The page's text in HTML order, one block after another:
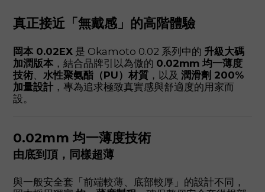
真正接近「無戴感」的高階體驗
岡本 0.02EX 是 Okamoto 0.02 系列中的 升級大碼
加潤版本 ，結合品牌引以為傲的 0.02mm 均一薄度
技術、 水性聚氨酯（PU）材質 ，以及 潤滑劑 200%
加量設計 ，專為追求極致真實感與舒適度的用家而
設。
0.02mm 均一薄度技術
由底到頂，同樣超薄
與一般安全套「前端較薄、底部較厚」的設計不同，